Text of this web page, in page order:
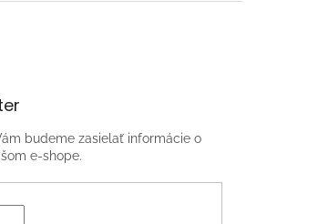
budeme zasielať informácie o
e-shope.